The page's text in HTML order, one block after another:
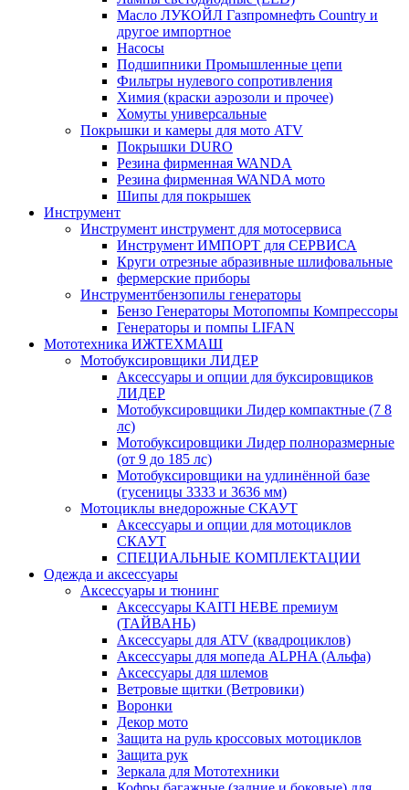
Масло ЛУКОЙЛ Газпромнефть Country и
другое импортное
Насосы
Подшипники Промышленные цепи
Фильтры нулевого сопротивления
Химия (краски аэрозоли и прочее)
Хомуты универсальные
Покрышки и камеры для мото ATV
Покрышки DURO
Резина фирменная WANDA
Резина фирменная WANDA мото
Шипы для покрышек
Инструмент
Инструмент инструмент для мотосервиса
Инструмент ИМПОРТ для СЕРВИСА
Круги отрезные абразивные шлифовальные
фермерские приборы
Инструментбензопилы генераторы
Бензо Генераторы Мотопомпы Компрессоры
Генераторы и помпы LIFAN
Мототехника ИЖТЕХМАШ
Мотобуксировщики ЛИДЕР
Аксессуары и опции для буксировщиков
ЛИДЕР
Мотобуксировщики Лидер компактные (7 8
лс)
Мотобуксировщики Лидер полноразмерные
(от 9 до 185 лс)
Мотобуксировщики на удлинённой базе
(гусеницы 3333 и 3636 мм)
Мотоциклы внедорожные СКАУТ
Аксессуары и опции для мотоциклов
СКАУТ
СПЕЦИАЛЬНЫЕ КОМПЛЕКТАЦИИ
Одежда и аксессуары
Аксессуары и тюнинг
Аксессуары KAITI HEBE премиум
(ТАЙВАНЬ)
Аксессуары для ATV (квадроциклов)
Аксессуары для мопеда ALPHA (Альфа)
Аксессуары для шлемов
Ветровые щитки (Ветровики)
Воронки
Декор мото
Защита на руль кроссовых мотоциклов
Защита рук
Зеркала для Мототехники